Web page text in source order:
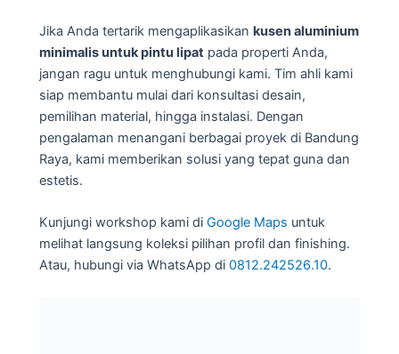
Jika Anda tertarik mengaplikasikan kusen aluminium
minimalis untuk pintu lipat pada properti Anda,
jangan ragu untuk menghubungi kami. Tim ahli kami
siap membantu mulai dari konsultasi desain,
pemilihan material, hingga instalasi. Dengan
pengalaman menangani berbagai proyek di Bandung
Raya, kami memberikan solusi yang tepat guna dan
estetis.
Kunjungi workshop kami di Google Maps untuk
melihat langsung koleksi pilihan profil dan finishing.
Atau, hubungi via WhatsApp di 0812.242526.10.